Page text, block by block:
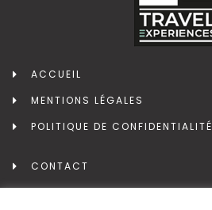
ACCUEIL
MENTIONS LÉGALES
POLITIQUE DE CONFIDENTIALITÉ
CONTACT
CONTACTS PROFESSIONNELS